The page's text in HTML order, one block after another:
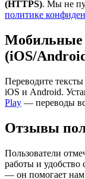
(HTTPS). Мы не
политике
Мобильные
(iOS/
Переводите
iOS и Android.
Play — переводы
Отзывы
Пользователи
работы и удобство
— он помогает нам